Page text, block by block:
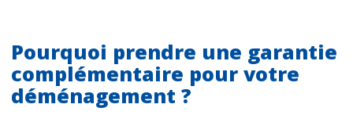
Pourquoi prendre une garantie
complémentaire pour votre
déménagement ?